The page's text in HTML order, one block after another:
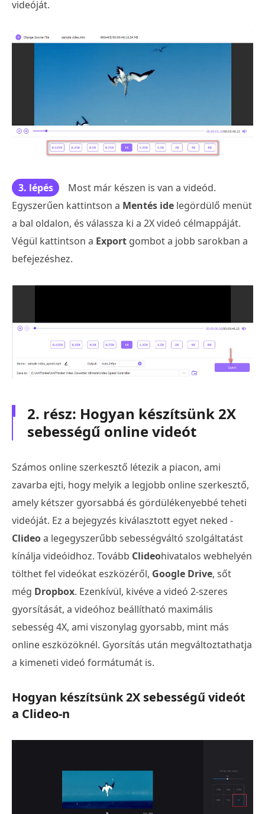
videóját.
3. lépés
Most már készen is van a videód.
Egyszerűen kattintson a Mentés ide legördülő menüt
a bal oldalon, és válassza ki a 2X videó célmappáját.
Végül kattintson a Export gombot a jobb sarokban a
befejezéshez.
2. rész: Hogyan készítsünk 2X
sebességű online videót
Számos online szerkesztő létezik a piacon, ami
zavarba ejti, hogy melyik a legjobb online szerkesztő,
amely kétszer gyorsabbá és gördülékenyebbé teheti
videóját. Ez a bejegyzés kiválasztott egyet neked -
Clideoa legegyszerűbb sebességváltó szolgáltatást
kínálja videóidhoz. Tovább Clideohivatalos webhelyén
tölthet fel videókat eszközéről, Google Drive, sőt
még Dropbox. Ezenkívül, kivéve a videó 2-szeres
gyorsítását, a videóhoz beállítható maximális
sebesség 4X, ami viszonylag gyorsabb, mint más
online eszközöknél. Gyorsítás után megváltoztathatja
a kimeneti videó formátumát is.
Hogyan készítsünk 2X sebességű videót
a Clideo-n